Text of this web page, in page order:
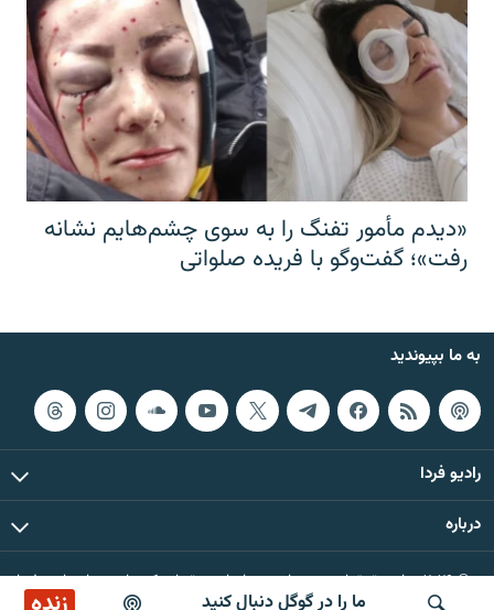
ما را در گوگل دنبال کنید
«دیدم مأمور تفنگ را به سوی چشم‌هایم نشانه
رفت»؛ گفت‌و‌گو با فریده صلواتی
به ما بپیوندید
رادیو فردا
درباره
© ۲۰۲۶ تمام حقوق این وب‌سایت، بر اساس مقررات کپی‌رایت، برای رادیو فردا
محفوظ است.